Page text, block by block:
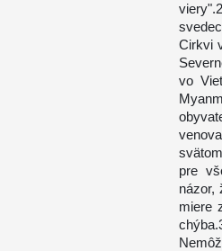
Cirkvi
vo
pre
názor,
miere